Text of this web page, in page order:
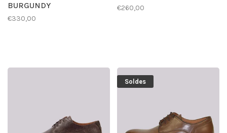
BURGUNDY
€330,00
€260,00
Soldes